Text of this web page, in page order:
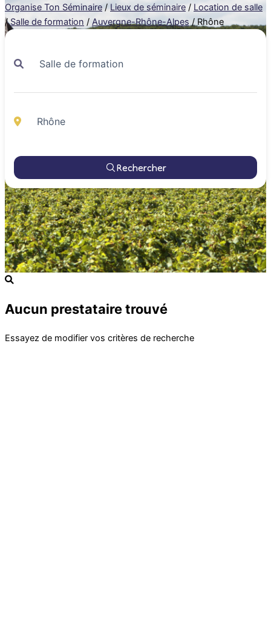
Organise Ton Séminaire / Lieux de séminaire / Location de salle
/ Salle de formation / Auvergne-Rhône-Alpes / Rhône
Rechercher
Aucun prestataire trouvé
Essayez de modifier vos critères de recherche